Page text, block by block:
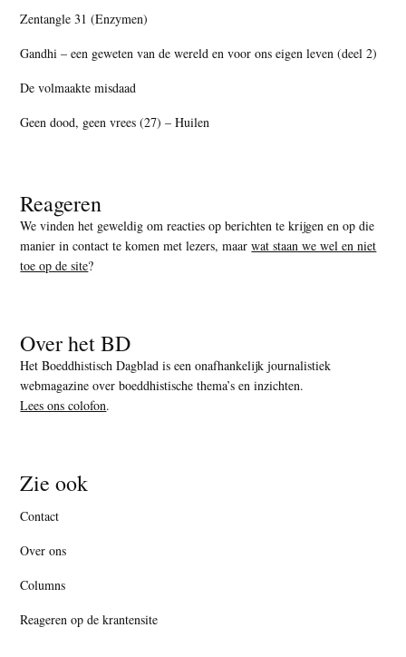
Zentangle 31 (Enzymen)
Gandhi – een geweten van de wereld en voor ons eigen leven (deel 2)
De volmaakte misdaad
Geen dood, geen vrees (27) – Huilen
Reageren
We vinden het geweldig om reacties op berichten te krijgen en op die
manier in contact te komen met lezers, maarwat staan we wel en niet
toe op de site?
Over het BD
Het Boeddhistisch Dagblad is een onafhankelijk journalistiek
webmagazine over boeddhistische thema’s en inzichten.
Lees ons colofon.
Zie ook
Contact
Over ons
Columns
Reageren op de krantensite